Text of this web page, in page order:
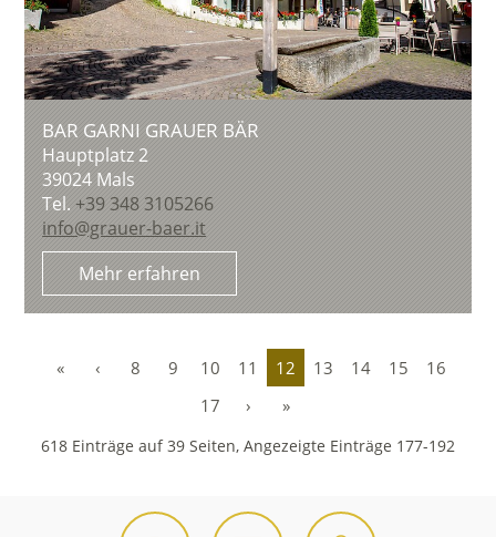
BAR GARNI GRAUER BÄR
Hauptplatz 2
39024 Mals
Tel.+39 348 3105266
info@grauer-baer.it
Mehr erfahren
« ‹ 8 9 10 11 12 13 14 15
16
17
› »
618 Einträge auf 39 Seiten, Angezeigte Einträge 177-192